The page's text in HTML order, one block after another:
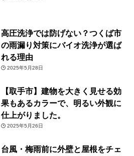
高圧洗浄では防げない？つくば市
の雨漏り対策にバイオ洗浄が選ば
れる理由
2025年5月28日
【取手市】建物を大きく見せる効
果もあるカラーで、明るい外観に
仕上がりました。
2025年5月26日
台風・梅雨前に外壁と屋根をチェ